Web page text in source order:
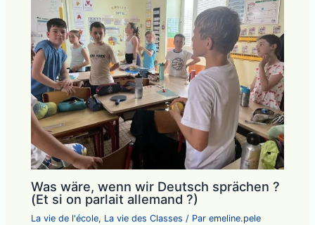
Was wäre, wenn wir Deutsch sprächen ?
(Et si on parlait allemand ?)
La vie de l'école, La vie des Classes / Paremeline.pele